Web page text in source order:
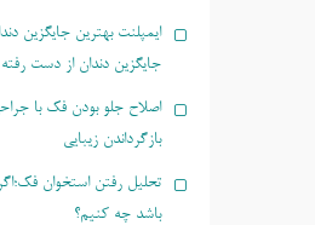
ایمپلنت بهترین جایگزین
جایگزین دندان از دست
اصلاح جلو بودن فک با
بازگرداندن زیبایی
تحلیل رفتن استخوان
باشد چه کنیم؟